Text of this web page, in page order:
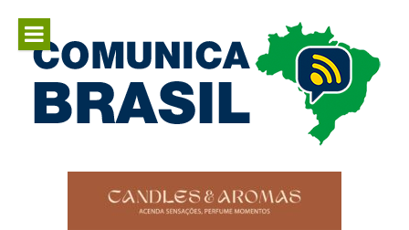
para
conteúdo
Comunica
Brasil
Comunicar é fortalecer o Brasil